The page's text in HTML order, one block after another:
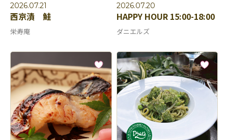
2026.07.21
西京漬 鮭
栄寿庵
2026.07.20
HAPPY HOUR 15:00-18:00
ダニエルズ